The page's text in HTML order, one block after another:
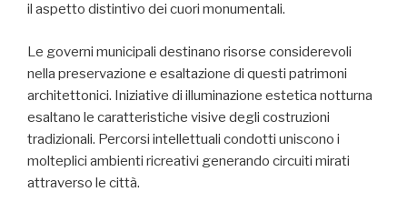
il aspetto distintivo dei cuori monumentali.
Le governi municipali destinano risorse considerevoli
nella preservazione e esaltazione di questi patrimoni
architettonici. Iniziative di illuminazione estetica notturna
esaltano le caratteristiche visive degli costruzioni
tradizionali. Percorsi intellettuali condotti uniscono i
molteplici ambienti ricreativi generando circuiti mirati
attraverso le città.